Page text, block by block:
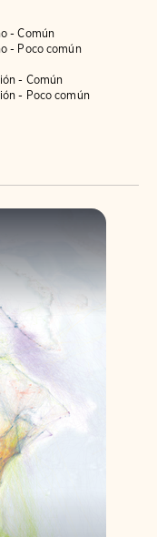
- Común
- Poco común
- Común
- Poco común